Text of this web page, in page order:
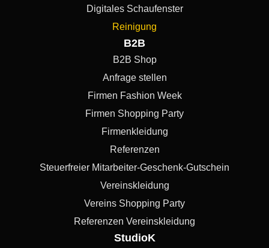
Digitales Schaufenster
Reinigung
B2B
B2B Shop
Anfrage stellen
Firmen Fashion Week
Firmen Shopping Party
Firmenkleidung
Referenzen
Steuerfreier Mitarbeiter-Geschenk-Gutschein
Vereinskleidung
Vereins Shopping Party
Referenzen Vereinskleidung
StudioK